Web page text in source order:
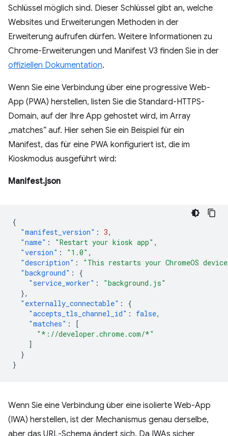
Schlüssel möglich sind. Dieser Schlüssel gibt an, welche
Websites und Erweiterungen Methoden in der
Erweiterung aufrufen dürfen. Weitere Informationen zu
Chrome-Erweiterungen und Manifest V3 finden Sie in der
offiziellen Dokumentation⁠⁠.
Wenn Sie eine Verbindung über eine progressive Web-
App (PWA) herstellen, listen Sie die Standard-HTTPS-
Domain, auf der Ihre App gehostet wird, im Array
„matches“ auf. Hier sehen Sie ein Beispiel für ein
Manifest, das für eine PWA konfiguriert ist, die im
Kioskmodus ausgeführt wird:
Manifest.json
{
"manifest_version" : 3,
"name" : "Restart your kiosk app" ,
"version" : "1.0" ,
"description" :
"This restarts your ChromeOS
"background" :
{
"service_worker" :
"background.js"
},
"externally_connectable" :
{
"accepts_tls_channel_id" : false,
"matches" :
[
"*://developer.chrome.com/*"
]
}
}
Wenn Sie eine Verbindung über eine isolierte Web-App
(IWA) herstellen, ist der Mechanismus genau derselbe,